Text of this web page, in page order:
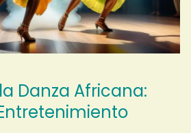
Danza Africana: